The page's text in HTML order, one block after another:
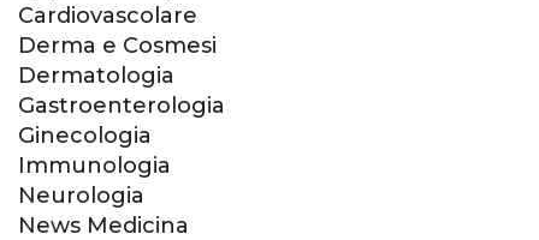
Cardiovascolare
Derma e Cosmesi
Dermatologia
Gastroenterologia
Ginecologia
Immunologia
Neurologia
News Medicina